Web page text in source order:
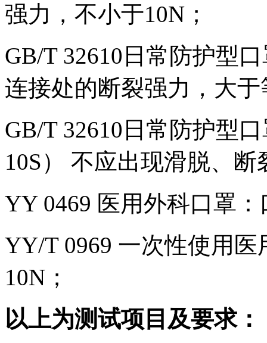
强力，不小于10N；
GB/T 32610日常防护型
连接处的断裂强力，大于
GB/T 32610日常防护型
10S） 不应出现滑脱、断
YY 0469 医用外科口罩
YY/T 0969 一次性使用
10N；
以上为测试项目及要求：